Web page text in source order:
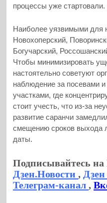
процессы уже стартовали.
Наиболее уязвимыми для
Новохоперский,
Богучарский,
Чтобы минимизировать
настоятельно советуют
наблюдение за посевами
участками, где
стоит учесть, что из-за
развитие саранчи
смещению сроков выхода
даты.
Подписывайтесь
Дзен.Новости,
Телеграм-канал,